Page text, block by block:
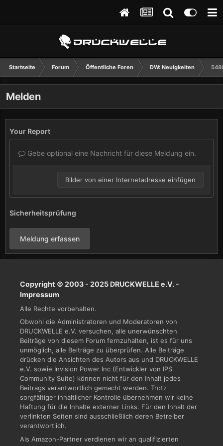
Startseite Forum Öffentliche Foren DW: Neuigkeiten
Melden
Your Report
Gebe optional eine Nachricht für diese Meldung ein.
Bilder von einer Internetadresse einfügen
Sicherheitsprüfung
Meldung erfassen
Copyright © 2003 - 2025 DRUCKWELLE e.V. -
Impressum
Alle Rechte vorbehalten.
Obwohl die Administratoren und Moderatoren von
DRUCKWELLE e.V. versuchen, alle unerwünschten
Beiträge von diesem Forum fernzuhalten, ist es für uns
unmöglich, alle Beiträge zu überprüfen. Alle Beiträge
drücken die Ansichten des Autors aus und DRUCKWELLE
e.V. sowie Invision Power Inc (Entwickler von IPS
Community Suite) können nicht für den Inhalt jedes
Beitrags verantwortlich gemacht werden. Trotz
sorgfältiger inhaltlicher Kontrolle übernehmen wir keine
Haftung für die Inhalte externer Links. Für den Inhalt der
verlinkten Seiten sind ausschließlich deren Betreiber
verantwortlich.
Als Amazon-Partner verdienen wir an qualifizierten